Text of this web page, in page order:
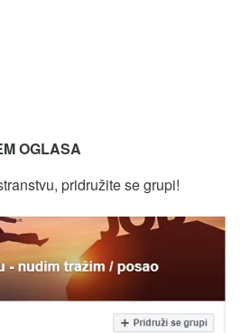
OGLASA
pridružite se grupi!